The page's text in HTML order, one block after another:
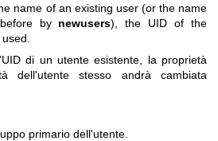
name of an existing user (or the name
by newusers), the UID of the
di un utente esistente, la proprietà
dell'utente stesso andrà cambiata
primario dell'utente.